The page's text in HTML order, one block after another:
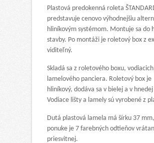
Plastová predokenná roleta
predstavuje cenovo výhodnejšiu
hliníkovým systémom. Montuje sa do
stavby. Po montáži je roletový box z
viditeľný.
Skladá sa z roletového boxu,
lamelového panciera. Roletový box je
hliníkový, dodáva sa v bielej a v
Vodiace lišty a lamely sú vyrobené z
Dutá plastová lamela má šírku 37
ponuke je 7 farebných odtieňov
priesvitnej.